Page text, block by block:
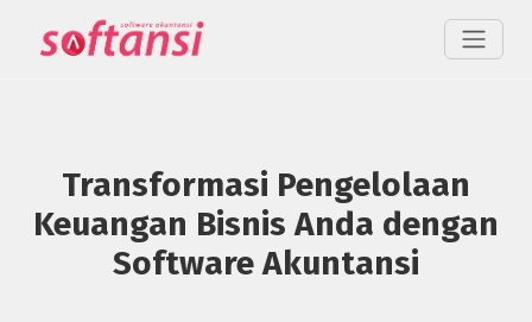
Transformasi Pengelolaan
Keuangan Bisnis Anda dengan
Software Akuntansi